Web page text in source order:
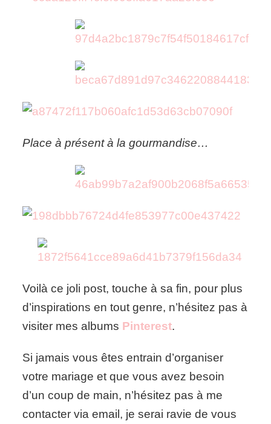
Place à présent à la gourmandise…
Voilà ce joli post, touche à sa fin, pour plus
d’inspirations en tout genre, n’hésitez pas à
visiter mes albums Pinterest.
Si jamais vous êtes entrain d’organiser
votre mariage et que vous avez besoin
d’un coup de main, n’hésitez pas à me
contacter via email, je serai ravie de vous